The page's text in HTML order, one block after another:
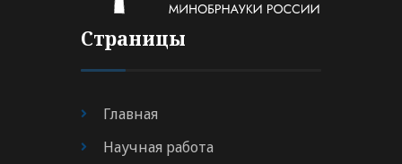
Страницы
Главная
Научная работа